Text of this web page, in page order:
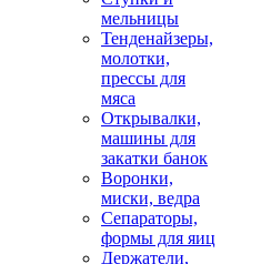
мельницы
Тенденайзеры,
молотки,
прессы для
мяса
Открывалки,
машины для
закатки банок
Воронки,
миски, ведра
Сепараторы,
формы для яиц
Держатели,